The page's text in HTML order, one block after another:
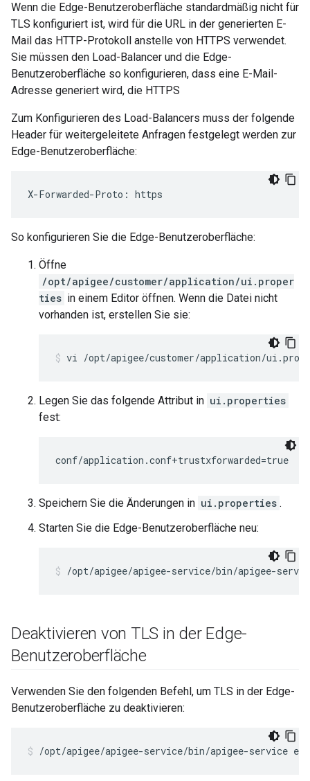
Wenn die Edge-Benutzeroberfläche standardmäßig nicht für
TLS konfiguriert ist, wird für die URL in der generierten E-
Mail das HTTP-Protokoll anstelle von HTTPS verwendet.
Sie müssen den Load-Balancer und die Edge-
Benutzeroberfläche so konfigurieren, dass eine E-Mail-
Adresse generiert wird, die HTTPS
Zum Konfigurieren des Load-Balancers muss der folgende
Header für weitergeleitete Anfragen festgelegt werden zur
Edge-Benutzeroberfläche:
X-Forwarded-Proto: https
So konfigurieren Sie die Edge-Benutzeroberfläche:
Öffne
/opt/apigee/customer/application/ui.proper
ties in einem Editor öffnen. Wenn die Datei nicht
vorhanden ist, erstellen Sie sie:
vi /opt/apigee/customer/application/
Legen Sie das folgende Attribut in ui.properties
fest:
conf/application.conf+trustxforwarded=true
Speichern Sie die Änderungen in ui.properties .
Starten Sie die Edge-Benutzeroberfläche neu:
/opt/apigee/apigee-service/bin/apigee-
Deaktivieren von TLS in der Edge-
Benutzeroberfläche
Verwenden Sie den folgenden Befehl, um TLS in der Edge-
Benutzeroberfläche zu deaktivieren:
/opt/apigee/apigee-service/bin/apigee-service